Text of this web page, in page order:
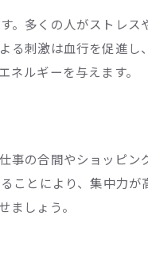
クソロジー
多くの人がストレス
る刺激は血行を促進し
ルギーを与えます。
事の合間やショッピ
ことにより、集中力
しょう。